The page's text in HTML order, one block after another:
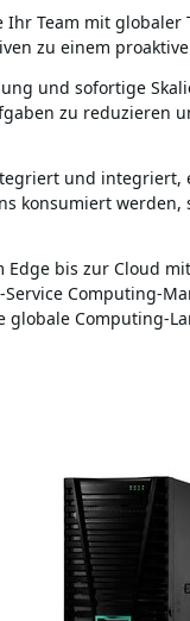
Team mit globaler
zu einem
und sofortige
zu reduzieren
und integriert,
konsumiert
bis zur Cloud
Computing-
Computing-